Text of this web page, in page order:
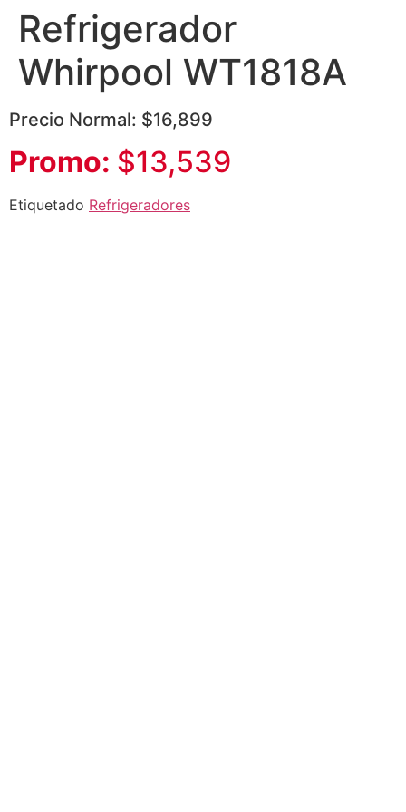
Refrigerador
Whirpool WT1818A
Precio Normal: $16,899
Promo: $13,539
Etiquetado Refrigeradores